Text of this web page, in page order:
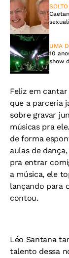
UMA
10
show
Feliz em
que a parceria
sobre gravar
músicas pra
de forma
aulas de
pra entrar
a música, ele
lançando para
contou.
Léo Santana
talento dessa